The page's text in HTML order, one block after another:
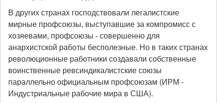
В других странах господствовали легалистские
мирные профсоюзы, выступавшие за компромисс с
хозяевами, профсоюзы - совершенно для
анархистской работы бесполезные. Но в таких странах
революционные работники создавали собственные
воинственные ревсиндикалистские союзы
параллельно официальным профсоюзам (ИРМ -
Индустриальные рабочие мира в США).